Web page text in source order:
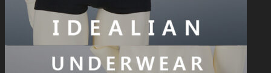
Idealian 68 女性
Idealian 51 男性
その他
スタンド ㆍバッグ
ツール